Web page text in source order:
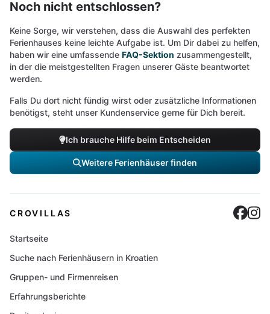
Noch nicht entschlossen?
Keine Sorge, wir verstehen, dass die Auswahl des perfekten
Ferienhauses keine leichte Aufgabe ist. Um Dir dabei zu helfen,
haben wir eine umfassende FAQ-Sektion zusammengestellt,
in der die meistgestellten Fragen unserer Gäste beantwortet
werden.
Falls Du dort nicht fündig wirst oder zusätzliche Informationen
benötigst, steht unser Kundenservice gerne für Dich bereit.
Ich brauche Hilfe beim Entscheiden
Weitere Ferienhäuser finden
CROVILLAS
Startseite
Suche nach Ferienhäusern in Kroatien
Gruppen- und Firmenreisen
Erfahrungsberichte